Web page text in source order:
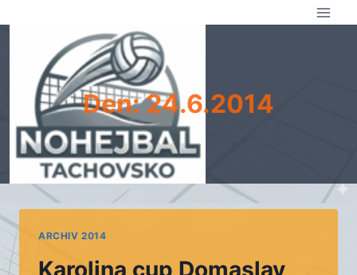
Den: 24.6.2014
ARCHIV 2014
Karolina cup Domaslav